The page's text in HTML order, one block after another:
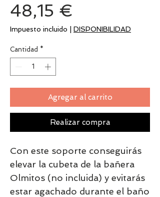
48,15 €
de
Impuesto incluido DISPONIBILIDAD
Cantidad *
Agregar al carrito
Realizar compra
Con este soporte conseguirás
elevar la cubeta de la bañera
Olmitos (no incluida) y evitarás
estar agachado durante el baño